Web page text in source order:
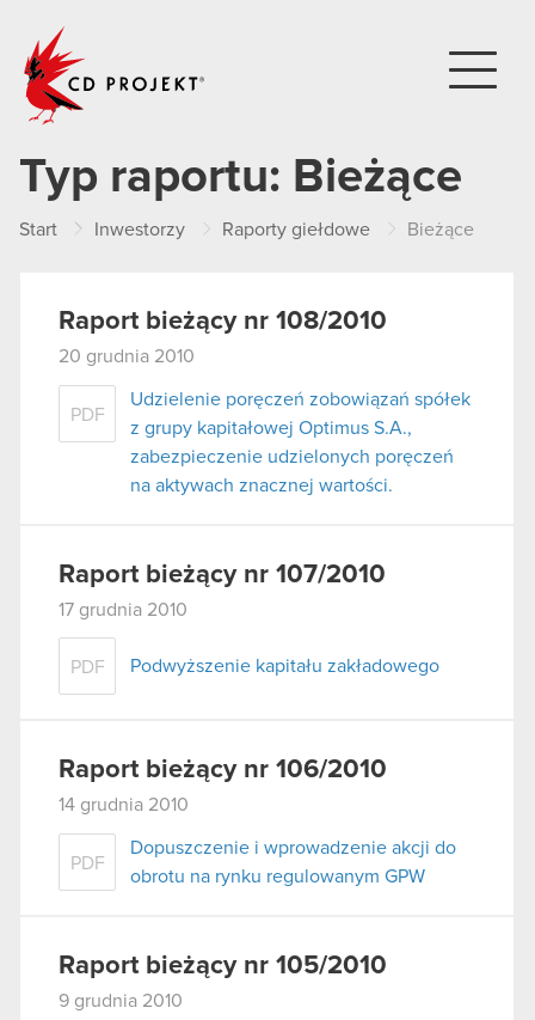
Typ raportu: Bieżące
Start Inwestorzy Raporty giełdowe Bieżące
Raport bieżący nr 108/2010
20 grudnia 2010
PDF
Udzielenie poręczeń zobowiązań spółek
z grupy kapitałowej Optimus S.A.,
zabezpieczenie udzielonych poręczeń
na aktywach znacznej wartości.
Raport bieżący nr 107/2010
17 grudnia 2010
PDF Podwyższenie kapitału zakładowego
Raport bieżący nr 106/2010
14 grudnia 2010
PDF
Dopuszczenie i wprowadzenie akcji do
obrotu na rynku regulowanym GPW
Raport bieżący nr 105/2010
9 grudnia 2010